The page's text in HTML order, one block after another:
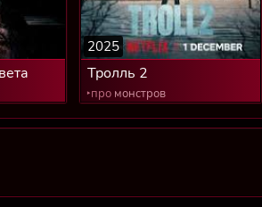
Тролль 2
2025
‣про монстров